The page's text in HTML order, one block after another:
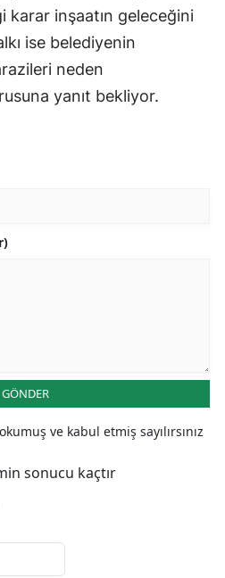
karar inşaatın geleceğini
ise belediyenin
neden
yanıt bekliyor.
GÖNDER
okumuş ve kabul etmiş sayılırsınız
sonucu kaçtır